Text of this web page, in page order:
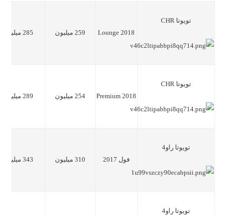
تویوتا CHR
Lounge 2018
259 میلیون 285 میلیون
تویوتا CHR
Premium 2018
254 میلیون 289 میلیون
تویوتا راو4
فول 2017
310 میلیون 343 میلیون
تویوتا راو4